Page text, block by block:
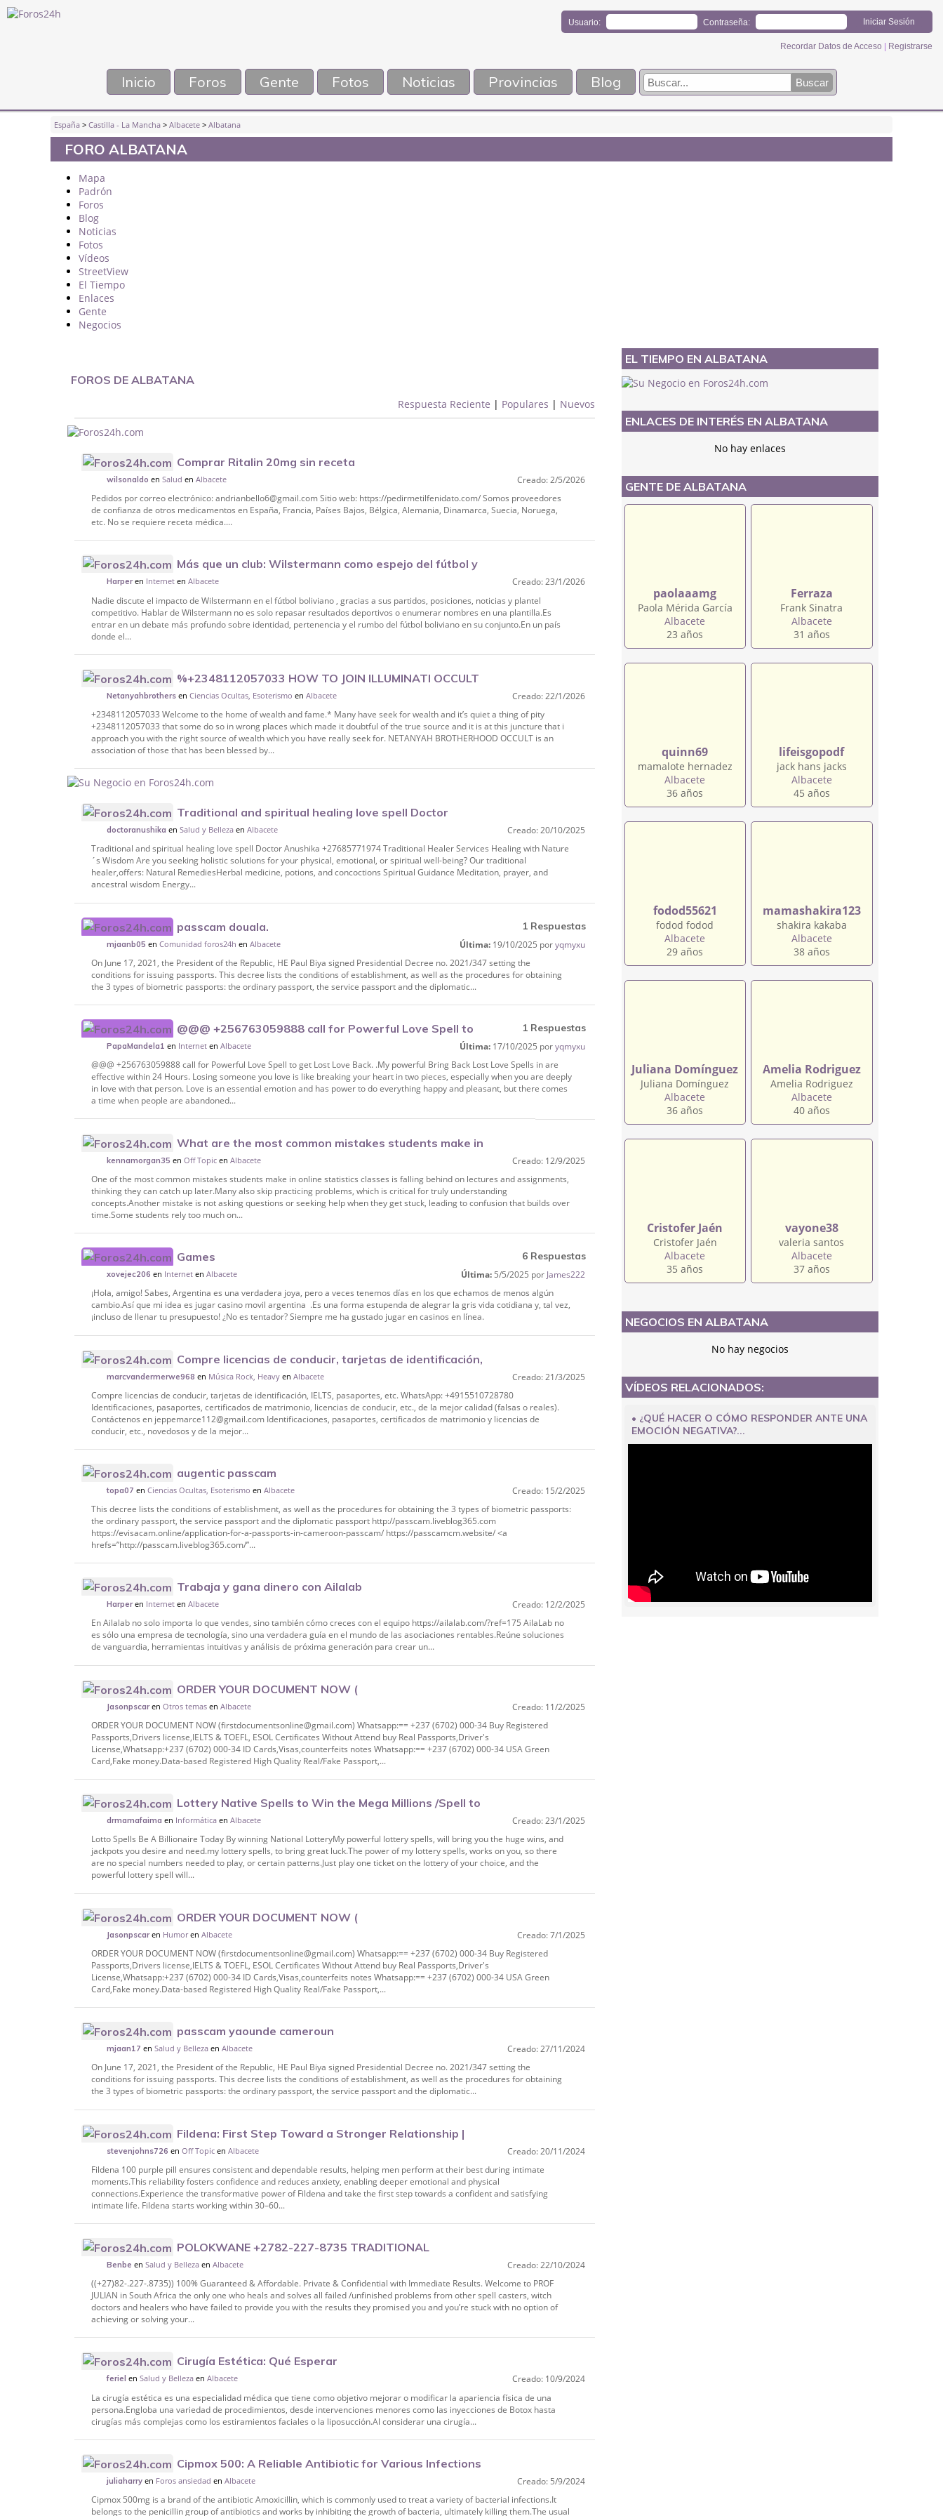
Usuario: Contraseña:
Recordar Datos de Acceso Registrarse
Inicio Foros Gente Fotos Noticias Provincias Blog
España > Castilla - La Mancha > Albacete > Albatana
FORO ALBATANA
Mapa
Padrón
Foros
Blog
Noticias
Fotos
Vídeos
StreetView
El Tiempo
Enlaces
Gente
Negocios
FOROS DE ALBATANA
Respuesta Reciente | Populares | Nuevos
Comprar Ritalin 20mg sin receta
wilsonaldo enSalud enAlbacete
Creado: 2/5/2026
Pedidos por correo electrónico: andrianbello6@gmail.com Sitio web: https://pedirmetilfenidato.com/ Somos proveedores
de confianza de otros medicamentos en España, Francia, Países Bajos, Bélgica, Alemania, Dinamarca, Suecia, Noruega,
etc. No se requiere receta médica....
Más que un club: Wilstermann como espejo del fútbol y
de la sociedad boliviana
Harperen Internet enAlbacete
Creado: 23/1/2026
Nadie discute el impacto de Wilstermann en el fútbol boliviano , gracias a sus partidos, posiciones, noticias y plantel
competitivo. Hablar de Wilstermann no es solo repasar resultados deportivos o enumerar nombres en una plantilla.Es
entrar en un debate más profundo sobre identidad, pertenencia y el rumbo del fútbol boliviano en su conjunto.En un país
donde el...
%+2348112057033 HOW TO JOIN ILLUMINATI OCCULT
TO BE WEALTHY IN NIGERIA USA JAMAICA RUSSIA EUROPE UK
Netanyahbrothers enCiencias Ocultas, Esoterismo enAlbacete
Creado: 22/1/2026
+2348112057033 Welcome to the home of wealth and fame.* Many have seek for wealth and it’s quiet a thing of pity
+2348112057033 that some do so in wrong places which made it doubtful of the true source and it is at this juncture that i
approach you with the right source of wealth which you have really seek for. NETANYAH BROTHERHOOD OCCULT is an
association of those that has been blessed by...
Traditional and spiritual healing love spell Doctor
Anushika +27685771974
doctoranushika enSalud y Belleza enAlbacete
Creado: 20/10/2025
Traditional and spiritual healing love spell Doctor Anushika +27685771974 Traditional Healer Services Healing with Nature
´s Wisdom Are you seeking holistic solutions for your physical, emotional, or spiritual well-being? Our traditional
healer,offers: Natural RemediesHerbal medicine, potions, and concoctions Spiritual Guidance Meditation, prayer, and
ancestral wisdom Energy...
passcam douala. 1 Respuestas
mjaanb05 enComunidad foros24h enAlbacete Última: 19/10/2025 poryqmyxu
On June 17, 2021, the President of the Republic, HE Paul Biya signed Presidential Decree no. 2021/347 setting the
conditions for issuing passports. This decree lists the conditions of establishment, as well as the procedures for obtaining
the 3 types of biometric passports: the ordinary passport, the service passport and the diplomatic...
@@@ +256763059888 call for Powerful Love Spell to
get Lost Love Back.
1 Respuestas
PapaMandela1 en Internet enAlbacete Última: 17/10/2025 poryqmyxu
@@@ +256763059888 call for Powerful Love Spell to get Lost Love Back. .My powerful Bring Back Lost Love Spells in are
effective within 24 Hours. Losing someone you love is like breaking your heart in two pieces, especially when you are deeply
in love with that person. Love is an essential emotion and has power to do everything happy and pleasant, but there comes
a time when people are abandoned...
What are the most common mistakes students make in
online statistics classes?
kennamorgan35 enOff Topic enAlbacete
Creado: 12/9/2025
One of the most common mistakes students make in online statistics classes is falling behind on lectures and assignments,
thinking they can catch up later.Many also skip practicing problems, which is critical for truly understanding
concepts.Another mistake is not asking questions or seeking help when they get stuck, leading to confusion that builds over
time.Some students rely too much on...
Games 6 Respuestas
xovejec206 en Internet enAlbacete Última: 5/5/2025 por James222
¡Hola, amigo! Sabes, Argentina es una verdadera joya, pero a veces tenemos días en los que echamos de menos algún
cambio.Así que mi idea es jugar casino movil argentina .Es una forma estupenda de alegrar la gris vida cotidiana y, tal vez,
¡incluso de llenar tu presupuesto! ¿No es tentador? Siempre me ha gustado jugar en casinos en línea.
Compre licencias de conducir, tarjetas de identificación,
IELTS, pasaportes, etc. WhatsApp: +4915510
marcvandermerwe968 en Música Rock, Heavy enAlbacete
Creado: 21/3/2025
Compre licencias de conducir, tarjetas de identificación, IELTS, pasaportes, etc. WhatsApp: +4915510728780
Identificaciones, pasaportes, certificados de matrimonio, licencias de conducir, etc., de la mejor calidad (falsas o reales).
Contáctenos en jeppemarce112@gmail.com Identificaciones, pasaportes, certificados de matrimonio y licencias de
conducir, etc., novedosos y de la mejor...
augentic passcam
topa07 enCiencias Ocultas, Esoterismo enAlbacete
Creado: 15/2/2025
This decree lists the conditions of establishment, as well as the procedures for obtaining the 3 types of biometric passports:
the ordinary passport, the service passport and the diplomatic passport http://passcam.liveblog365.com
https://evisacam.online/application-for-a-passports-in-cameroon-passcam/ https://passcamcm.website/ <a
hrefs=”http://passcam.liveblog365.com/”...
Trabaja y gana dinero con Ailalab
Harperen Internet enAlbacete
Creado: 12/2/2025
En Ailalab no solo importa lo que vendes, sino también cómo creces con el equipo https://ailalab.com/?ref=175 AilaLab no
es sólo una empresa de tecnología, sino una verdadera guía en el mundo de las asociaciones rentables.Reúne soluciones
de vanguardia, herramientas intuitivas y análisis de próxima generación para crear un...
ORDER YOUR DOCUMENT NOW (
firstdocumentsonline@gmail.com) Whatsapp:== +237 (6702) 000‑34 Buy
Registe
JasonpscarenOtros temas enAlbacete
Creado: 11/2/2025
ORDER YOUR DOCUMENT NOW (firstdocumentsonline@gmail.com) Whatsapp:== +237 (6702) 000-34 Buy Registered
Passports,Drivers license,IELTS & TOEFL, ESOL Certificates Without Attend buy Real Passports,Driver's
License,Whatsapp:+237 (6702) 000-34 ID Cards,Visas,counterfeits notes Whatsapp:== +237 (6702) 000-34 USA Green
Card,Fake money.Data-based Registered High Quality Real/Fake Passport,...
Lottery Native Spells to Win the Mega Millions /Spell to
Win the Lottery Winning numbers Tonight Tel
drmamafaima en Informática enAlbacete
Creado: 23/1/2025
Lotto Spells Be A Billionaire Today By winning National LotteryMy powerful lottery spells, will bring you the huge wins, and
jackpots you desire and need.my lottery spells, to bring great luck.The power of my lottery spells, works on you, so there
are no special numbers needed to play, or certain patterns.Just play one ticket on the lottery of your choice, and the
powerful lottery spell will...
ORDER YOUR DOCUMENT NOW (
firstdocumentsonline@gmail.com) Whatsapp:== +237 (6702) 000‑34 Buy
Registe
Jasonpscaren HumorenAlbacete
Creado: 7/1/2025
ORDER YOUR DOCUMENT NOW (firstdocumentsonline@gmail.com) Whatsapp:== +237 (6702) 000-34 Buy Registered
Passports,Drivers license,IELTS & TOEFL, ESOL Certificates Without Attend buy Real Passports,Driver's
License,Whatsapp:+237 (6702) 000-34 ID Cards,Visas,counterfeits notes Whatsapp:== +237 (6702) 000-34 USA Green
Card,Fake money.Data-based Registered High Quality Real/Fake Passport,...
passcam yaounde cameroun
mjaan17 enSalud y Belleza enAlbacete
Creado: 27/11/2024
On June 17, 2021, the President of the Republic, HE Paul Biya signed Presidential Decree no. 2021/347 setting the
conditions for issuing passports. This decree lists the conditions of establishment, as well as the procedures for obtaining
the 3 types of biometric passports: the ordinary passport, the service passport and the diplomatic...
Fildena: First Step Toward a Stronger Relationship |
Genericvilla
stevenjohns726 enOff Topic enAlbacete
Creado: 20/11/2024
Fildena 100 purple pill ensures consistent and dependable results, helping men perform at their best during intimate
moments.This reliability fosters confidence and reduces anxiety, enabling deeper emotional and physical
connections.Experience the transformative power of Fildena and take the first step towards a confident and satisfying
intimate life. Fildena starts working within 30–60...
POLOKWANE +2782-227-8735 TRADITIONAL
HEALER,/SANGOMA/SPIRITUAL HEALER IN TZANEEN, THOHOYANDOU,
GIYAN
Benbe enSalud y Belleza enAlbacete
Creado: 22/10/2024
((+27)82-.227-.8735)) 100% Guaranteed & Affordable. Private & Confidential with Immediate Results. Welcome to PROF
JULIAN in South Africa the only one who heals and solves all failed /unfinished problems from other spell casters, witch
doctors and healers who have failed to provide you with the results they promised you and you’re stuck with no option of
achieving or solving your...
Cirugía Estética: Qué Esperar
feriel enSalud y Belleza enAlbacete
Creado: 10/9/2024
La cirugía estética es una especialidad médica que tiene como objetivo mejorar o modificar la apariencia física de una
persona.Engloba una variedad de procedimientos, desde intervenciones menores como las inyecciones de Botox hasta
cirugías más complejas como los estiramientos faciales o la liposucción.Al considerar una cirugía...
Cipmox 500: A Reliable Antibiotic for Various Infections
juliaharry en Foros ansiedad enAlbacete
Creado: 5/9/2024
Cipmox 500mg is a brand of the antibiotic Amoxicillin, which is commonly used to treat a variety of bacterial infections.It
belongs to the penicillin group of antibiotics and works by inhibiting the growth of bacteria, ultimately killing them.The usual
EL TIEMPO EN ALBATANA
ENLACES DE INTERÉS EN ALBATANA
No hay enlaces
GENTE DE ALBATANA
paolaaamg
Paola Mérida García
Albacete
23 años
Ferraza
Frank Sinatra
Albacete
31 años
quinn69
mamalote hernadez
Albacete
36 años
lifeisgopodf
jack hans jacks
Albacete
45 años
fodod55621
fodod fodod
Albacete
29 años
mamashakira123
shakira kakaba
Albacete
38 años
Juliana Domínguez
Juliana Domínguez
Albacete
36 años
Amelia Rodriguez
Amelia Rodriguez
Albacete
40 años
Cristofer Jaén
Cristofer Jaén
Albacete
35 años
vayone38
valeria santos
Albacete
37 años
NEGOCIOS EN ALBATANA
No hay negocios
VÍDEOS RELACIONADOS:
• ¿QUÉ HACER O CÓMO RESPONDER ANTE UNA
EMOCIÓN NEGATIVA?...